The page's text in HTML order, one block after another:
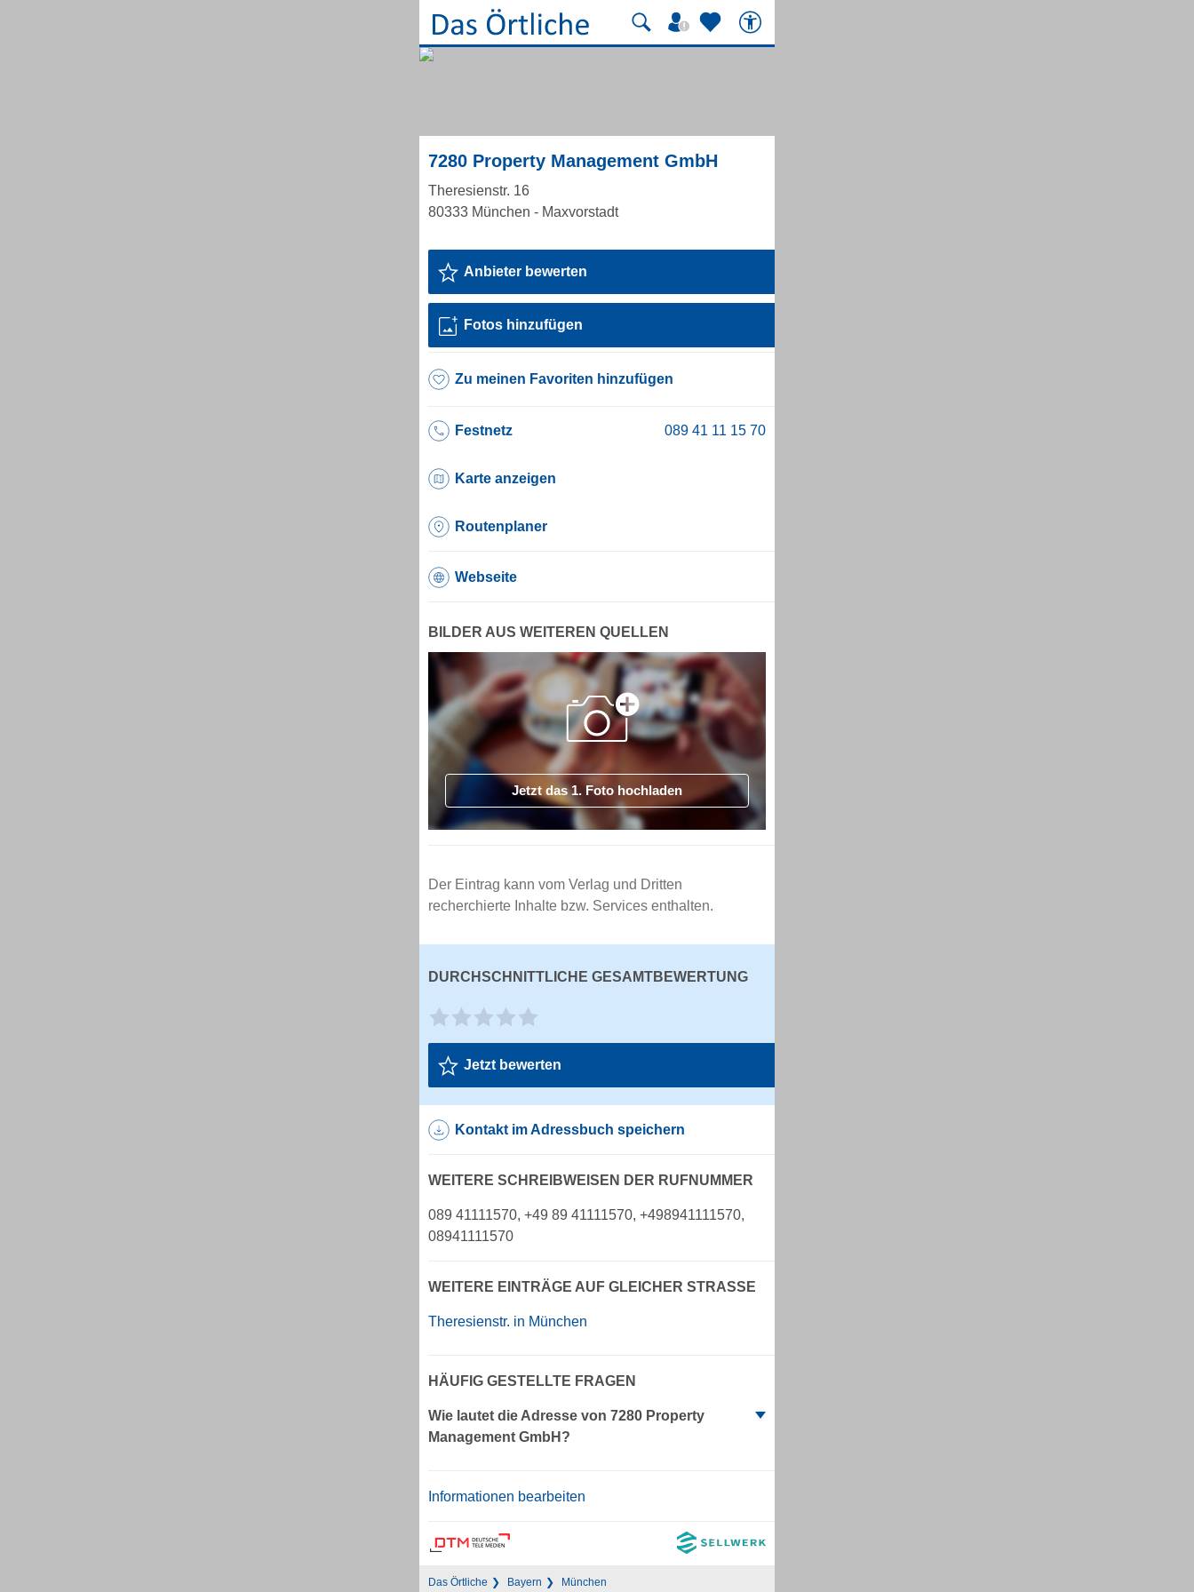
7280 Property Management GmbH
Theresienstr. 16
80333 München - Maxvorstadt
Anbieter bewerten
Fotos hinzufügen
Zu meinen Favoriten hinzufügen
Festnetz
Karte anzeigen
Routenplaner
Webseite
BILDER AUS WEITEREN QUELLEN
Jetzt das 1. Foto hochladen
Der Eintrag kann vom Verlag und Dritten
recherchierte Inhalte bzw. Services enthalten.
DURCHSCHNITTLICHE GESAMTBEWERTUNG
Jetzt bewerten
Kontakt im Adressbuch speichern
WEITERE SCHREIBWEISEN DER RUFNUMMER
089 41111570, +49 89 41111570, +498941111570,
08941111570
WEITERE EINTRÄGE AUF GLEICHER STRASSE
Theresienstr. in München
HÄUFIG GESTELLTE FRAGEN
Wie lautet die Adresse von 7280 Property
Management GmbH?
Informationen bearbeiten
Das Örtliche Bayern München